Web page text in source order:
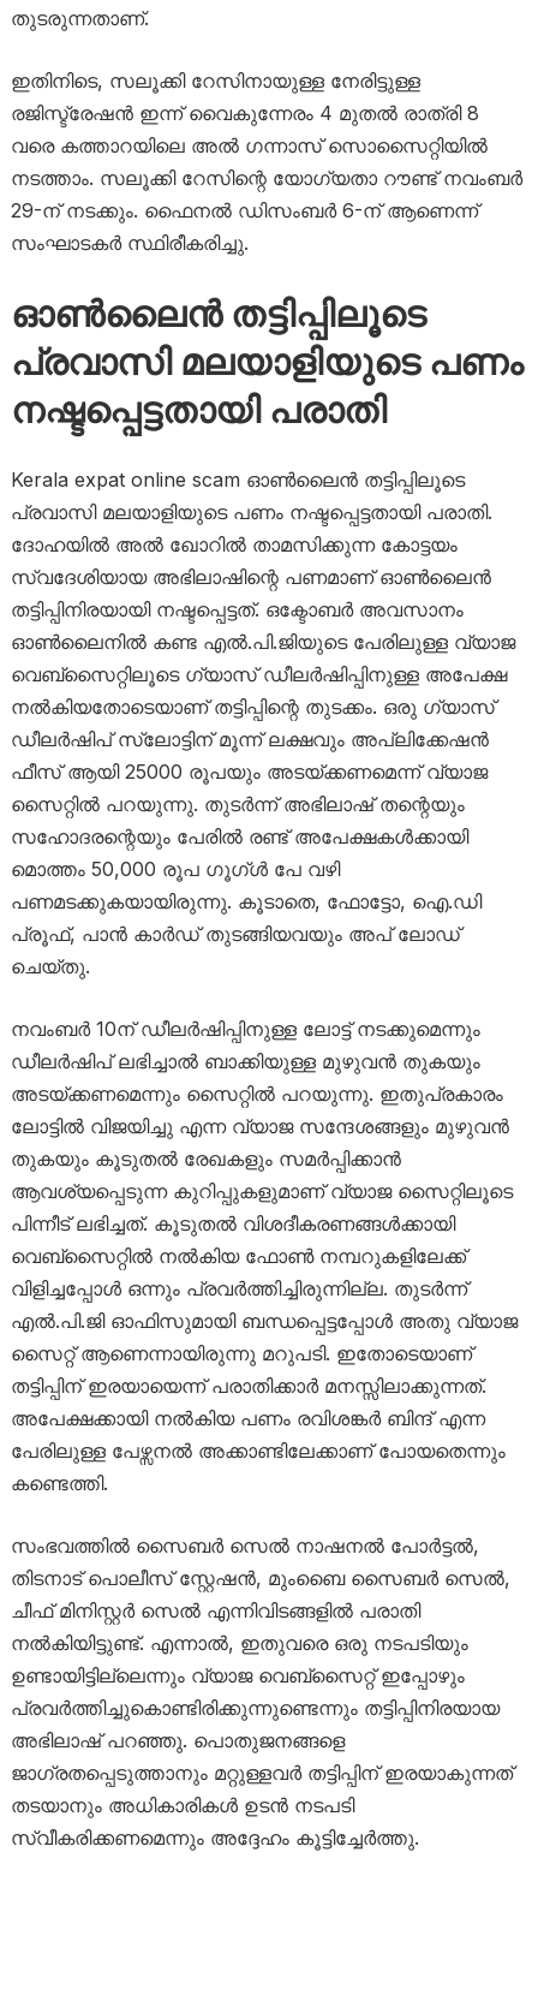
തുടരുന്നതാണ്.
ഇതിനിടെ, സലൂക്കി റേസിനായുള്ള നേരിട്ടുള്ള
രജിസ്ട്രേഷൻ ഇന്ന് വൈകുന്നേരം 4 മുതൽ രാത്രി 8
വരെ കത്താറയിലെ അൽ ഗന്നാസ് സൊസൈറ്റിയിൽ
നടത്താം. സലൂക്കി റേസിന്റെ യോഗ്യതാ റൗണ്ട് നവംബർ
29-ന് നടക്കും. ഫൈനൽ ഡിസംബർ 6-ന് ആണെന്ന്
സംഘാടകർ സ്ഥിരീകരിച്ചു.
ഓൺലൈൻ തട്ടിപ്പിലൂടെ
പ്രവാസി മലയാളിയുടെ പണം
നഷ്ടപ്പെട്ടതായി പരാതി
Kerala expat online scam ഓൺലൈൻ തട്ടിപ്പിലൂടെ
പ്രവാസി മലയാളിയുടെ പണം നഷ്ടപ്പെട്ടതായി പരാതി.
ദോഹയില്‍ അൽ ഖോറിൽ താമസിക്കുന്ന കോട്ടയം
സ്വദേശിയായ അഭിലാഷിന്റെ പണമാണ് ഓൺലൈൻ
തട്ടിപ്പിനിരയായി നഷ്ടപ്പെട്ടത്. ഒക്ടോബർ അവസാനം
ഓൺലൈനിൽ കണ്ട എൽ.പി.ജിയുടെ പേരിലുള്ള വ്യാജ
വെബ്സൈറ്റിലൂടെ ഗ്യാസ്‌ ഡീലര്‍ഷിപ്പിനുള്ള അപേക്ഷ
നല്‍കിയതോടെയാണ് തട്ടിപ്പിന്റെ തുടക്കം. ഒരു ഗ്യാസ്‌
ഡീലര്‍ഷിപ് സ്ലോട്ടിന് മൂന്ന് ലക്ഷവും അപ്ലിക്കേഷൻ
ഫീസ് ആയി 25000 രൂപയും അടയ്ക്കണമെന്ന് വ്യാജ
സൈറ്റിൽ പറയുന്നു. തുടർന്ന് അഭിലാഷ് തന്റെയും
സഹോദരന്റെയും പേരിൽ രണ്ട് അപേക്ഷകള്‍ക്കായി
മൊത്തം 50,000 രൂപ ഗൂഗ്ള്‍ പേ വഴി
പണമടക്കുകയായിരുന്നു. കൂടാതെ, ഫോട്ടോ, ഐ.ഡി
പ്രൂഫ്‌, പാന്‍ കാര്‍ഡ്‌ തുടങ്ങിയവയും അപ് ലോഡ്‌
ചെയ്തു.
നവംബര്‍ 10ന് ഡീലര്‍ഷിപ്പിനുള്ള ലോട്ട് നടക്കുമെന്നും
ഡീലർഷിപ് ലഭിച്ചാൽ ബാക്കിയുള്ള മുഴുവൻ തുകയും
അടയ്ക്കണമെന്നും സൈറ്റിൽ പറയുന്നു. ഇതുപ്രകാരം
ലോട്ടില്‍ വിജയിച്ചു എന്ന വ്യാജ സന്ദേശങ്ങളും മുഴുവൻ
തുകയും കൂടുതല്‍ രേഖകളും സമര്‍പ്പിക്കാന്‍
ആവശ്യപ്പെടുന്ന കുറിപ്പുകളുമാണ് വ്യാജ സൈറ്റിലൂടെ
പിന്നീട് ലഭിച്ചത്. കൂടുതൽ വിശദീകരണങ്ങൾക്കായി
വെബ്സൈറ്റില്‍ നല്‍കിയ ഫോണ്‍ നമ്പറുകളിലേക്ക്‌
വിളിച്ചപ്പോള്‍ ഒന്നും പ്രവര്‍ത്തിച്ചിരുന്നില്ല. തുടർന്ന്
എൽ.പി.ജി ഓഫിസുമായി ബന്ധപ്പെട്ടപ്പോൾ അതു വ്യാജ
സൈറ്റ്‌ ആണെന്നായിരുന്നു മറുപടി. ഇതോടെയാണ്
തട്ടിപ്പിന്‌ ഇരയായെന്ന്‌ പരാതിക്കാർ മനസ്സിലാക്കുന്നത്.
അപേക്ഷക്കായി നൽകിയ പണം രവിശങ്കർ ബിന്ദ് എന്ന
പേരിലുള്ള പേഴ്സനല്‍ അക്കാണ്ടിലേക്കാണ് പോയതെന്നും
കണ്ടെത്തി.
സംഭവത്തിൽ സൈബർ സെൽ നാഷനൽ പോർട്ടൽ,
തിടനാട് പൊലീസ് സ്റ്റേഷൻ, മുംബൈ സൈബർ സെൽ,
ചീഫ് മിനിസ്റ്റർ സെൽ എന്നിവിടങ്ങളിൽ പരാതി
നൽകിയിട്ടുണ്ട്. എന്നാല്‍, ഇതുവരെ ഒരു നടപടിയും
ഉണ്ടായിട്ടില്ലെന്നും വ്യാജ വെബ്സൈറ്റ് ഇപ്പോഴും
പ്രവര്‍ത്തിച്ചുകൊണ്ടിരിക്കുന്നുണ്ടെന്നും തട്ടിപ്പിനിരയായ
അഭിലാഷ് പറഞ്ഞു. പൊതുജനങ്ങളെ
ജാഗ്രതപ്പെടുത്താനും മറ്റുള്ളവര്‍ തട്ടിപ്പിന്‌ ഇരയാകുന്നത്‌
തടയാനും അധികാരികള്‍ ഉടന്‍ നടപടി
സ്വീകരിക്കണമെന്നും അദ്ദേഹം കൂട്ടിച്ചേർത്തു.